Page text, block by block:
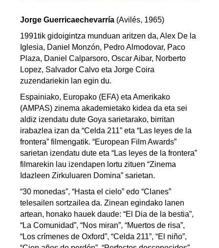
Jorge Guerricaechevarría (Avilés, 1965)
1991tik gidoigintza munduan aritzen da, Alex De la
Iglesia, Daniel Monzón, Pedro Almodovar, Paco
Plaza, Daniel Calparsoro, Oscar Aibar, Norberto
Lopez, Salvador Calvo eta Jorge Coira
zuzendariekin lan egin du.
Espainiako, Europako (EFA) eta Amerikako
(AMPAS) zinema akademietako kidea da eta sei
aldiz izendatu dute Goya sarietarako, birritan
irabazlea izan da “Celda 211” eta “Las leyes de la
frontera” filmengatik. “European Film Awards”
sarietan izendatu dute eta “Las leyes de la frontera”
filmarekin lau izendapen lortu zituen “Zinema
Idazleen Zirkuluaren Domina” sarietan.
“30 monedas”, “Hasta el cielo” edo “Clanes”
telesailen sortzailea da. Zinean egindako lanen
artean, honako hauek daude: “El Dia de la bestia”,
“La Comunidad”, “Nos miran”, “Muertos de risa”,
“Los crímenes de Oxford”, “Celda 211”, “El niño”,